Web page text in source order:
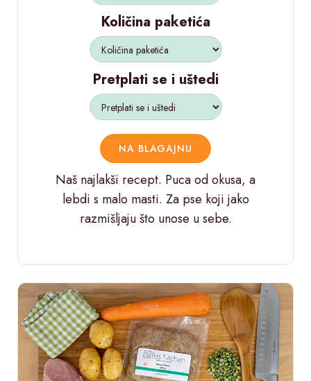
Naš najlakši recept. Puca od okusa, a
lebdi s malo masti. Za pse koji jako
razmišljaju što unose u sebe.
Količina paketića
Pretplati se i uštedi
NA BLAGAJNU